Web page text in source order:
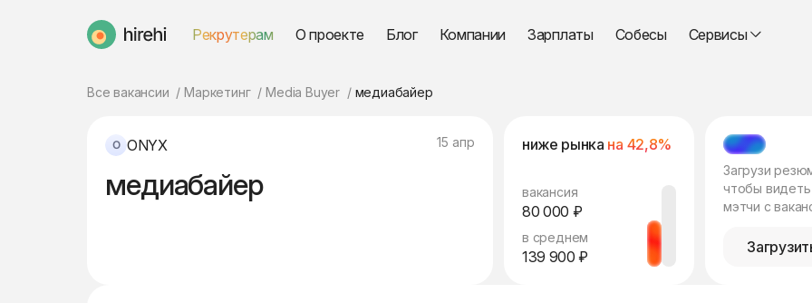
HireHi Рекрутерам О проекте Блог Компании Зарплаты Собесы Сервисы
Все вакансии Маркетинг Media Buyer медиабайер
ONYX 15 апр
медиабайер
ниже рынка на 42,8%
вакансия
80 000 ₽
в среднем
139 900 ₽
МЭТЧ
Загрузи
чтобы видеть
мэтчи с